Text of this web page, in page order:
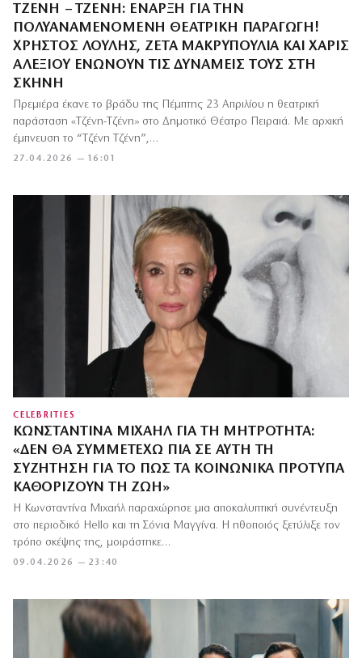
ΤΖΈΝΗ – ΤΖΈΝΗ: ΈΝΑΡΞΗ ΓΙΑ ΤΗΝ
ΠΟΛΥΑΝΑΜΕΝΌΜΕΝΗ ΘΕΑΤΡΙΚΉ ΠΑΡΑΓΩΓΉ!
ΧΡΉΣΤΟΣ ΛΟΎΛΗΣ, ΖΈΤΑ ΜΑΚΡΥΠΟΎΛΙΑ ΚΑΙ ΧΆΡΙΣ
ΑΛΕΞΊΟΥ ΕΝΏΝΟΥΝ ΤΙΣ ΔΥΝΆΜΕΙΣ ΤΟΥΣ ΣΤΗ
ΣΚΗΝΉ
27.04.2026 — 16:01
Πρεμιέρα έκανε το βράδυ της Πέμπτης 23 Απριλίου η θεατρική
παράσταση «Τζένη-Τζένη» στο Δημοτικό Θέατρο Πειραιά. Με αρχική
έμπνευση το “Τζένη Τζένη”,…
CELEBRITIES
ΚΩΝΣΤΑΝΤΊΝΑ ΜΙΧΑΉΛ ΓΙΑ ΤΗ ΜΗΤΡΌΤΗΤΑ:
«ΔΕΝ ΘΑ ΣΥΜΜΕΤΈΧΩ ΠΙΑ ΣΕ ΑΥΤΉ ΤΗ
ΣΥΖΉΤΗΣΗ ΓΙΑ ΤΟ ΠΏΣ ΤΑ ΚΟΙΝΩΝΙΚΆ ΠΡΌΤΥΠΑ
ΚΑΘΟΡΊΖΟΥΝ ΤΗ ΖΩΉ»
09.04.2026 — 23:40
Η Κωνσταντίνα Μιχαήλ παραχώρησε μια αποκαλυπτική συνέντευξη
στο περιοδικό Hello και τη Σόνια Μαγγίνα. Η ηθοποιός ξετύλιξε τον
τρόπο σκέψης της, μοιράστηκε…